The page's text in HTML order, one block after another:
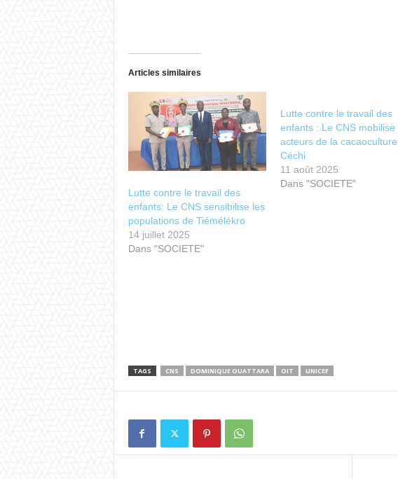
Articles similaires
Lutte contre le travail des
enfants: Le CNS sensibilise les
populations de Tiémélékro
14 juillet 2025
Dans "SOCIETE"
Lutte contre le travail des
enfants : Le CNS mobilise
acteurs de la
Céchi
11 août 2025
Dans "SOCIETE"
TAGS CNS DOMINIQUE OUATTARA OIT UNICEF